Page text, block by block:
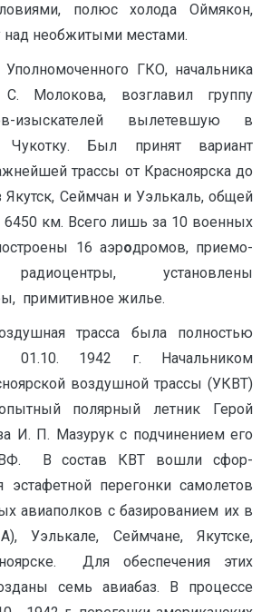
полюс холода Оймякон,
над необжитыми местами.
ГКО, начальника
Молокова, возглавил группу
изыскателей вылетевшую в
Был принят вариант
трассы от Красноярска до
Якутск, Сеймчан и Уэлькаль, общей
км. Всего лишь за 10 военных
16 аэродромов, приемо-
установлены
примитивное жилье.
трасса была полностью
01.10. 1942 г. Начальником
воздушной трассы (УКВТ)
полярный летник Герой
И. П. Мазурук с подчинением его
В состав КВТ вошли сфор­
перегонки самолетов
авиаполков с базированием их в
Уэлькале, Сеймчане, Якутске,
Для обеспечения этих
семь авиабаз. В процессе